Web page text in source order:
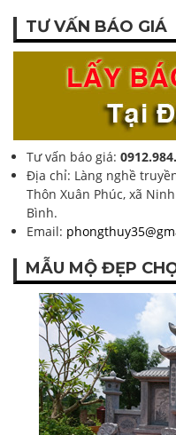
TƯ VẤN BÁO GIÁ
Tư vấn báo giá:
Địa chỉ: Làng nghề
Thôn Xuân Phúc, xã
Bình.
Email:
MẪU MỘ ĐẸP